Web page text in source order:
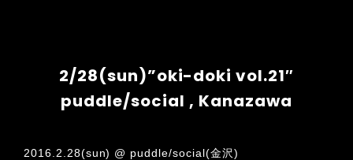
2/28(sun)”oki-doki vol.21″
puddle/social , Kanazawa
2016.2.28(sun) @ puddle/social(金沢)